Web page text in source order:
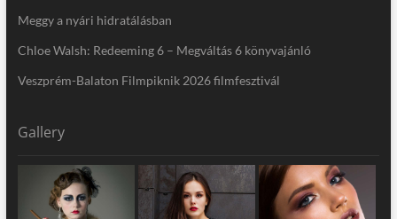
Meggy a nyári hidratálásban
Chloe Walsh: Redeeming 6 – Megváltás 6 könyvajánló
Veszprém-Balaton Filmpiknik 2026 filmfesztivál
Gallery